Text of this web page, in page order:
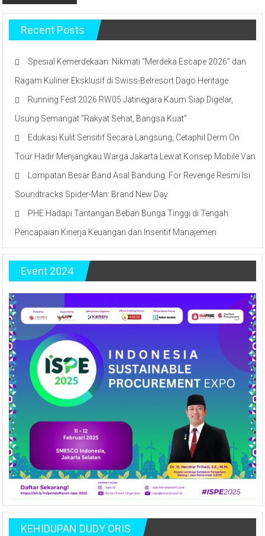
Recent Posts
Spesial Kemerdekaan: Nikmati “Merdeka Escape 2026” dan
Ragam Kuliner Eksklusif di Swiss-Belresort Dago Heritage
Running Fest 2026 RW05 Jatinegara Kaum Siap Digelar,
Usung Semangat “Rakyat Sehat, Bangsa Kuat”
Edukasi Kulit Sensitif Secara Langsung, Cetaphil Derm On
Tour Hadir Menjangkau Warga Jakarta Lewat Konsep Mobile Van
Lompatan Besar Band Asal Bandung: For Revenge Resmi Isi
Soundtracks Spider-Man: Brand New Day
PHE Hadapi Tantangan Beban Bunga Tinggi di Tengah
Pencapaian Kinerja Keuangan dan Insentif Manajemen
Event 2024
KEHIDUPAN DUDY ORIS